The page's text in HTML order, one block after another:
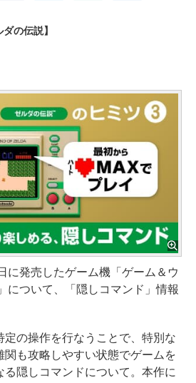
の伝説】
発売したゲーム機「ゲーム＆ウ
について、「隠しコマンド」情報
の操作を行なうことで、特別な
関も攻略しやすい状態でゲームを
る隠しコマンドについて。本作に